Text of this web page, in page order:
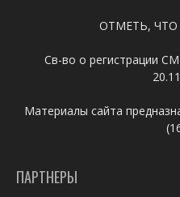
ОТМЕТЬ,
Св-во о регистрации
Материалы сайта
ПАРТНЕРЫ